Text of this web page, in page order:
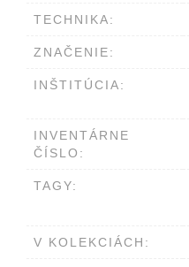
TECHNIKA:
ZNAČENIE:
INŠTITÚCIA:
INVENTÁRNE
ČÍSLO:
TAGY:
V KOLEKCIÁCH: